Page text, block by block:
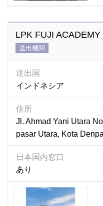
LPK FUJI ACADEMY
送出機関
送出国
インドネシア
住所
Jl. Ahmad Yani Utara
pasar Utara, Kota
日本国内窓口
あり